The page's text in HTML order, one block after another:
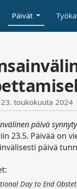
Päivät
toukokuuta 2024
päivä
23.5. Päivää on
päivä
Day to End